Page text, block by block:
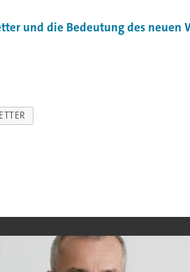
und die Bedeutung des neuen